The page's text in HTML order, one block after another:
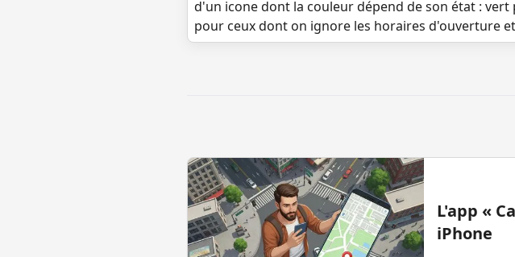
d'un icone dont la couleur dépend de son état :
pour ceux dont on ignore les horaires d'ouverture
L'app «
iPhone